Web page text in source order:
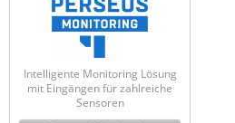
Teltonika
Unwired Networks
Vision
WATTECO
Intelligente Monitoring Lösung
mit Eingängen für zahlreiche
Sensoren